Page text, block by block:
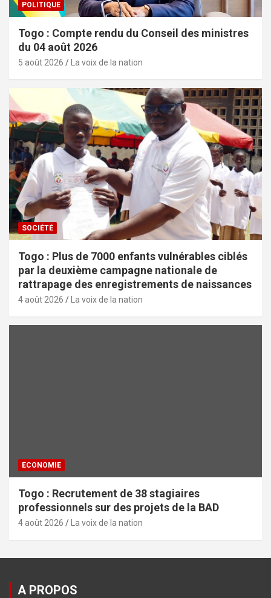
POLITIQUE
Togo : Compte rendu du Conseil des ministres
du 04 août 2026
5 août 2026 La voix de la nation
SOCIÉTÉ
Togo : Plus de 7000 enfants vulnérables ciblés
par la deuxième campagne nationale de
rattrapage des enregistrements de naissances
4 août 2026 La voix de la nation
ECONOMIE
Togo : Recrutement de 38 stagiaires
professionnels sur des projets de la BAD
4 août 2026 La voix de la nation
A PROPOS